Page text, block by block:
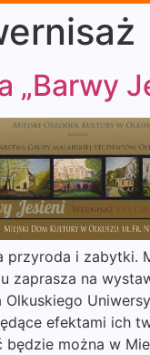
„Barwy
przyroda i zabytki.
zaprasza na
efektami ich
można w